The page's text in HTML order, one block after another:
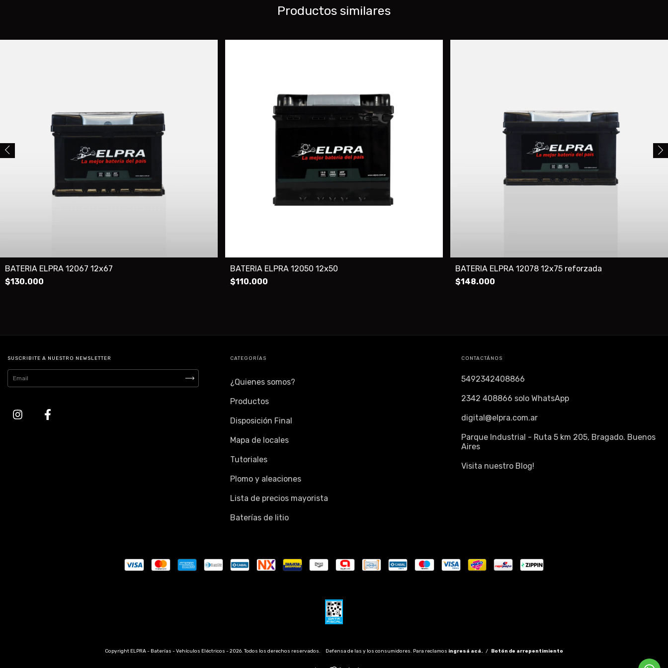
Productos similares
BATERIA ELPRA 12067 12x67
$130.000
BATERIA ELPRA 12050 12x50
$110.000
BATERIA ELPRA 12078 12x75 reforzada
$148.000
SUSCRIBITE A NUESTRO NEWSLETTER CATEGORÍAS
¿Quienes somos?
Productos
Disposición Final
Mapa de locales
Tutoriales
Plomo y aleaciones
Lista de precios mayorista
Baterías de litio
CONTACTÁNOS
5492342408866
2342 408866 solo WhatsApp
digital@elpra.com.ar
Parque Industrial - Ruta 5 km 205, Bragado. Buenos
Aires
Visita nuestro Blog!
Copyright ELPRA - Baterías - Vehículos Eléctricos - 2026. Todos los derechos reservados. Defensa de las y los consumidores. Para reclamos ingresá acá. / Botón de arrepentimiento